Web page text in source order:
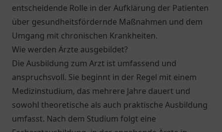
entscheidende Rolle in der Aufklärung der Patienten
über gesundheitsfördernde Maßnahmen und dem
Umgang mit chronischen Krankheiten.
Wie werden Ärzte ausgebildet?
Die Ausbildung zum Arzt ist umfassend und
anspruchsvoll. Sie beginnt in der Regel mit einem
Medizinstudium, das mehrere Jahre dauert und
sowohl theoretische als auch praktische Ausbildung
umfasst. Nach dem Studium folgt eine